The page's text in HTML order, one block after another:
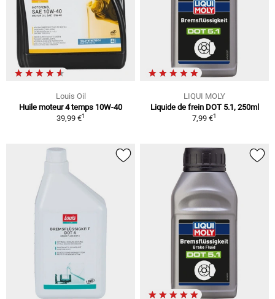
Louis Oil
Huile moteur 4 temps 10W-40
39,99 €1
LIQUI MOLY
Liquide de frein DOT 5.1, 250ml
7,99 €1